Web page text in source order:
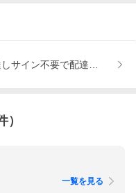
しサイン不要で配達完了、
）
一覧を見る